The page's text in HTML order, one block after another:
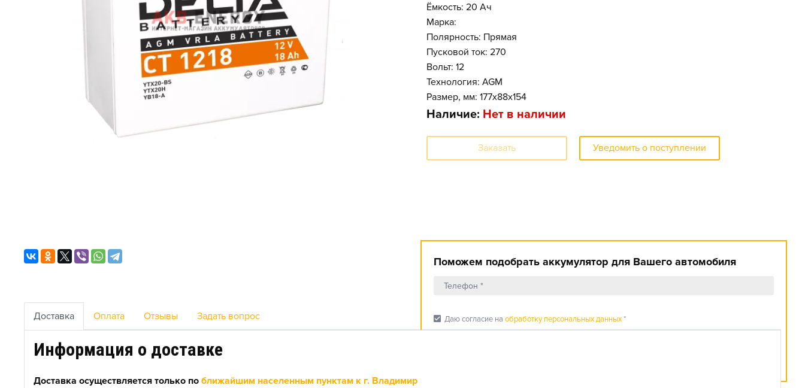
Ёмкость: 20 Ач
Марка:
Полярность: Прямая
Пусковой ток: 270
Вольт: 12
Технология: AGM
Размер, мм: 177x88x154
Наличие: Нет в наличии
Заказать Уведомить о поступлении
Поможем подобрать аккумулятор для Вашего автомобиля
check_box Даю согласие на обработку персональных данных*
Доставка Оплата Отзывы Задать вопрос
Информация о доставке
Доставка осуществляется только по ближайшим населенным пунктам к г. Владимир